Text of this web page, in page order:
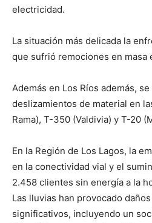
electricidad.
La situación más delicada la
que sufrió remociones en masa
Además en Los Ríos además,
deslizamientos de material en
Rama), T-350 (Valdivia) y T-20
En la Región de Los Lagos, la
en la conectividad vial y el
2.458 clientes sin energía a la
Las lluvias han provocado
significativos, incluyendo un